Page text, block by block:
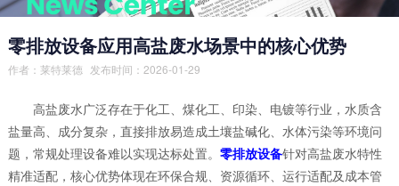
零排放设备应用高盐废水场景中的核心优势
作者： 莱特莱德 发布时间：2026-01-29
高盐废水广泛存在于化工、煤化工、印染、电镀等行业，水质含
盐量高、成分复杂，直接排放易造成土壤盐碱化、水体污染等环境问
题，常规处理设备难以实现达标处置。 零排放设备针对高盐废水特性
精准适配，核心优势体现在环保合规、资源循环、运行适配及成本管